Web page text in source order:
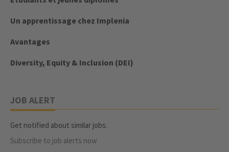
Un apprentissage chez Implenia
Avantages
Diversity, Equity & Inclusion (DEI)
JOB ALERT
Get notified about similar jobs.
Subscribe to job alerts now